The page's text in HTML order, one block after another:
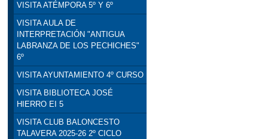
VISITA ATÉMPORA 5º Y 6º
VISITA AULA DE
INTERPRETACIÓN "ANTIGUA
LABRANZA DE LOS PECHICHES"
6º
VISITA AYUNTAMIENTO 4º CURSO
VISITA BIBLIOTECA JOSÉ
HIERRO EI 5
VISITA CLUB BALONCESTO
TALAVERA 2025-26 2º CICLO